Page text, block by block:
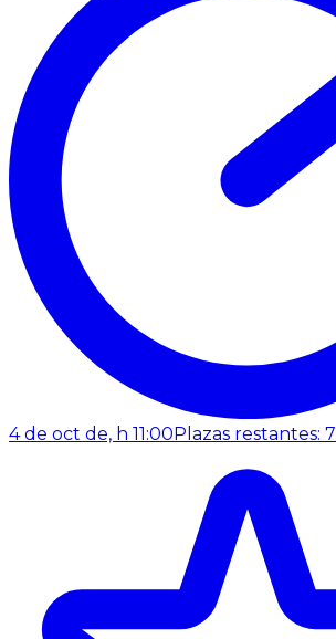
4 de oct de, h 11:00 Plazas restantes: 7